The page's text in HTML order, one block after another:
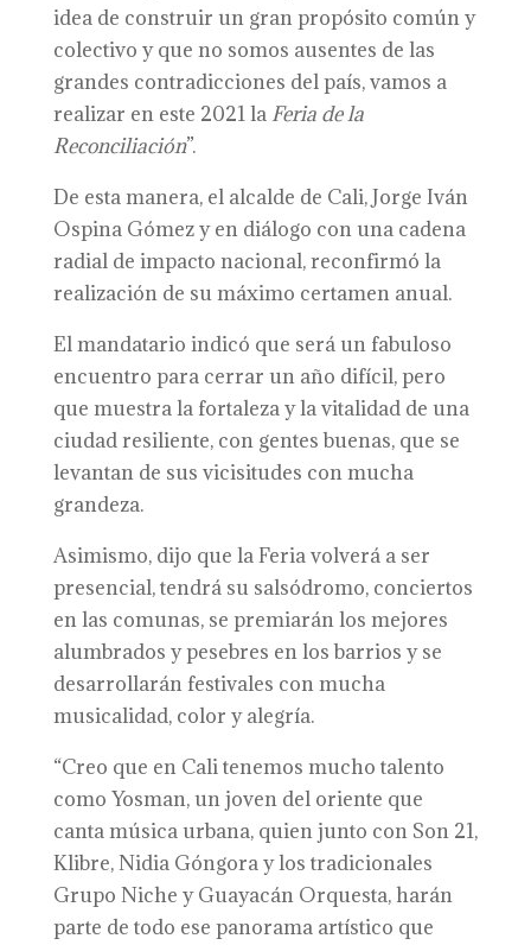
idea de construir un gran propósito común y
colectivo y que no somos ausentes de las
grandes contradicciones del país, vamos a
realizar en este 2021 la Feria de la
Reconciliación”.
De esta manera, el alcalde de Cali, Jorge Iván
Ospina Gómez y en diálogo con una cadena
radial de impacto nacional, reconfirmó la
realización de su máximo certamen anual.
El mandatario indicó que será un fabuloso
encuentro para cerrar un año difícil, pero
que muestra la fortaleza y la vitalidad de una
ciudad resiliente, con gentes buenas, que se
levantan de sus vicisitudes con mucha
grandeza.
Asimismo, dijo que la Feria volverá a ser
presencial, tendrá su salsódromo, conciertos
en las comunas, se premiarán los mejores
alumbrados y pesebres en los barrios y se
desarrollarán festivales con mucha
musicalidad, color y alegría.
“Creo que en Cali tenemos mucho talento
como Yosman, un joven del oriente que
canta música urbana, quien junto con Son 21,
Klibre, Nidia Góngora y los tradicionales
Grupo Niche y Guayacán Orquesta, harán
parte de todo ese panorama artístico que